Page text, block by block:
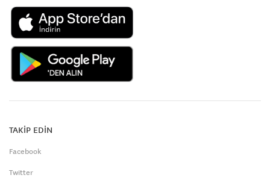
TAKİP EDİN
Facebook
Twitter